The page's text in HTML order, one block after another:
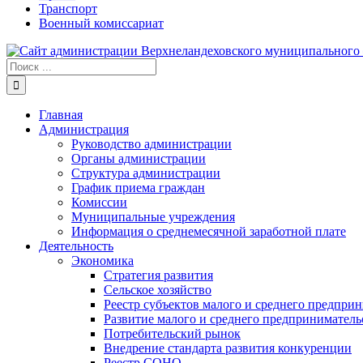
Транспорт
Военный комиссариат
Результат
поиска:
Главная
Администрация
Руководство администрации
Органы администрации
Структура администрации
График приема граждан
Комиссии
Муниципальные учреждения
Информация о среднемесячной заработной плате
Деятельность
Экономика
Стратегия развития
Сельское хозяйство
Реестр субъектов малого и среднего
Развитие малого и среднего
Потребительский рынок
Внедрение стандарта развития конкуренции